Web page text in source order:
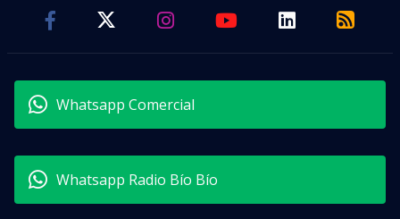
Whatsapp Comercial
Whatsapp Radio Bío Bío